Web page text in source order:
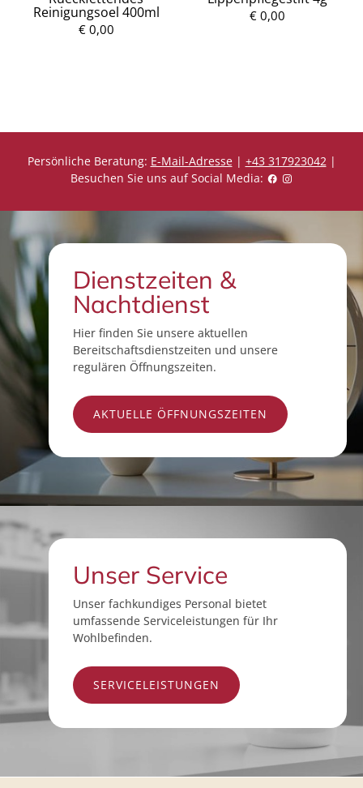
Reinigungsoel 400ml
€ 0,00
€ 0,00
Persönliche Beratung: E-Mail-Adresse| +43 317923042|
Besuchen Sie uns auf Social Media:
Dienstzeiten &
Nachtdienst
Hier finden Sie unsere aktuellen
Bereitschaftsdienstzeiten und unsere
regulären Öffnungszeiten.
AKTUELLE ÖFFNUNGSZEITEN
Unser Service
Unser fachkundiges Personal bietet
umfassende Serviceleistungen für Ihr
Wohlbefinden.
SERVICELEISTUNGEN